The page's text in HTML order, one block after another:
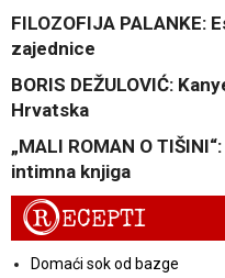
FILOZOFIJA
zajednice
BORIS DEŽULOVIĆ:
Hrvatska
„MALI ROMAN O
intimna knjiga
RECEPTI
Domaći sok od bazge